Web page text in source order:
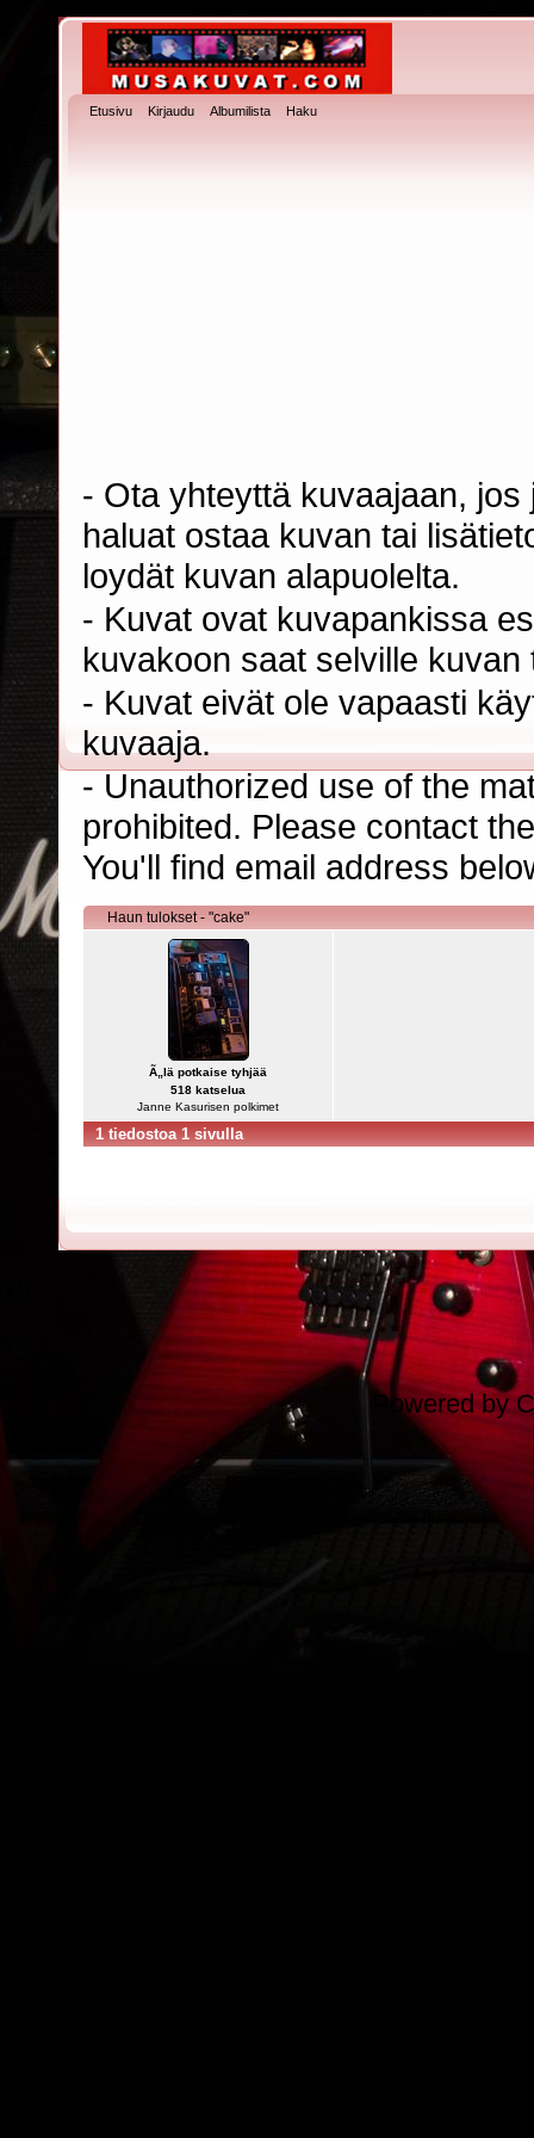
Etusivu Kirjaudu Albumilista Haku
- Ota yhteyttä kuvaajaan,
haluat ostaa kuvan tai
loydät kuvan alapuolelta.
- Kuvat ovat kuvapankissa
kuvakoon saat selville
- Kuvat eivät ole vapaasti
kuvaaja.
- Unauthorized use of the
prohibited. Please contact
You'll find email address
Haun tulokset - "cake"
Ã„lä potkaise tyhjää
518 katselua
Janne Kasurisen polkimet
1 tiedostoa 1 sivulla
Powered by